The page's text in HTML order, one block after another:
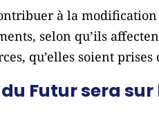
à la
selon qu’ils
qu’elles soient
Futur sera sur